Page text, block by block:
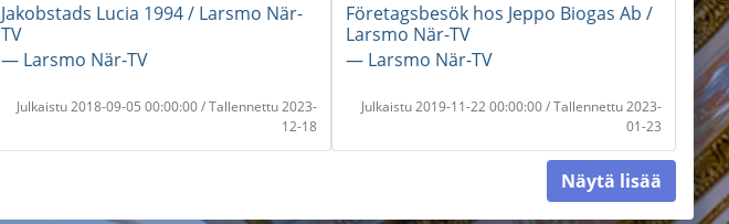
Jakobstads Lucia 1994 / Larsmo När-
TV
― Larsmo När-TV
Julkaistu 2018-09-05 00:00:00 / Tallennettu 2023-
12-18
Företagsbesök hos Jeppo Biogas Ab /
Larsmo När-TV
― Larsmo När-TV
Julkaistu 2019-11-22 00:00:00 / Tallennettu 2023-
01-23
Näytä lisää